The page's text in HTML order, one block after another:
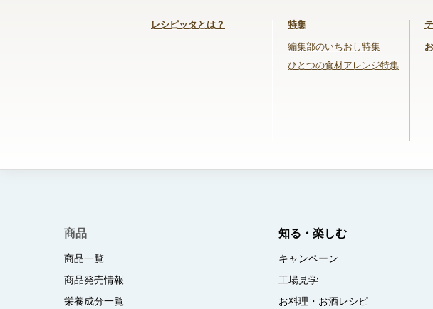
レシピッタとは？ 特集
編集部のいちおし特集
ひとつの食材アレンジ特集
商品
商品一覧
商品発売情報
栄養成分一覧
知る・楽しむ
キャンペーン
工場見学
お料理・お酒レシピ